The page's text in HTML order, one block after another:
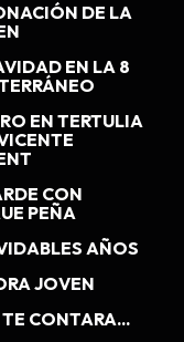
DE LA
EN LA 8
EN TERTULIA
CON
PEÑA
AÑOS
JOVEN
CONTARA...